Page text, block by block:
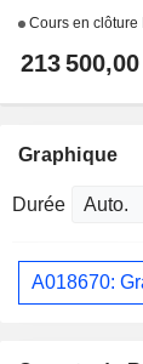
Cours en clôture
213 500,00
Graphique
Durée
A018670: